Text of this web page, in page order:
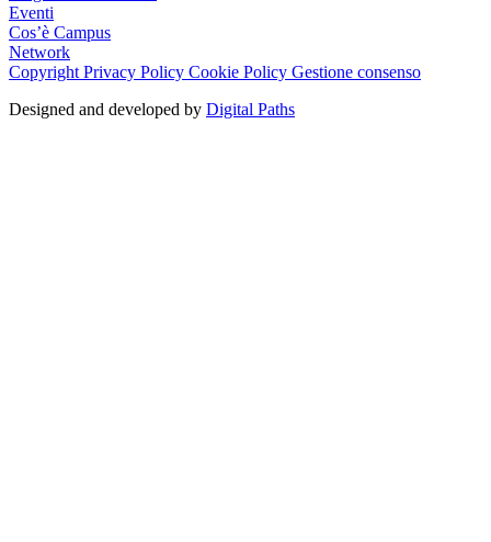
Eventi
Cos’è Campus
Network
Copyright Privacy Policy Cookie Policy Gestione consenso
Designed and developed by Digital Paths